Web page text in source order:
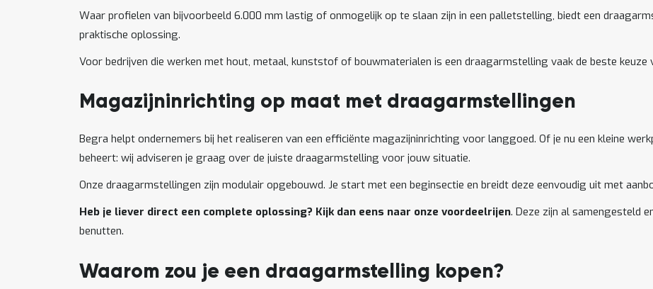
Waar profielen van bijvoorbeeld 6.000 mm lastig of onmogelijk op te slaan zijn in een palletstelling, biedt een
praktische oplossing.
Voor bedrijven die werken met hout, metaal, kunststof of bouwmaterialen is een draagarmstelling vaak de beste
Magazijninrichting op maat met draagarmstellingen
Begra helpt ondernemers bij het realiseren van een efficiënte magazijninrichting voor langgoed. Of je nu een kleine
beheert: wij adviseren je graag over de juiste draagarmstelling voor jouw situatie.
Onze draagarmstellingen zijn modulair opgebouwd. Je start met een beginsectie en breidt deze eenvoudig uit met
Heb je liever direct een complete oplossing? Kijk dan eens naar onze voordeelrijen. Deze zijn al samengesteld
benutten.
Waarom zou je een draagarmstelling kopen?